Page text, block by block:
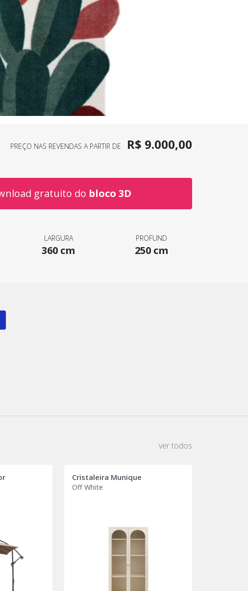
PREÇO NAS REVENDAS A PARTIR DE R$ 9.000,00
gratuito do bloco 3D
LARGURA
360 cm
PROFUND
250 cm
ver todos
Cristaleira Munique
Off White